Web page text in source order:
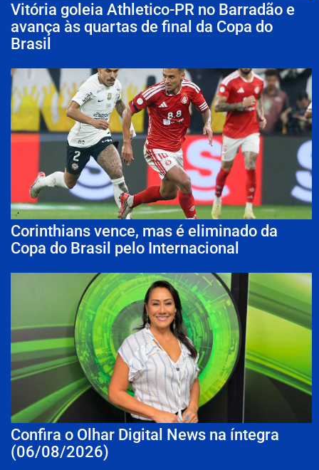
Vitória goleia Athletico-PR no Barradão e
avança às quartas de final da Copa do
Brasil
Corinthians vence, mas é eliminado da
Copa do Brasil pelo Internacional
Confira o Olhar Digital News na íntegra
(06/08/2026)